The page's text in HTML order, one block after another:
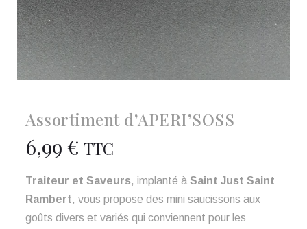
Assortiment d’APERI’SOSS
6,99 € TTC
Traiteur et Saveurs, implanté à Saint Just Saint
Rambert, vous propose des mini saucissons aux
goûts divers et variés qui conviennent pour les